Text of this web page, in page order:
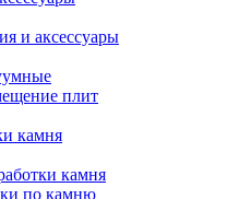
и аксессуары
плит
камня
камня
по камню